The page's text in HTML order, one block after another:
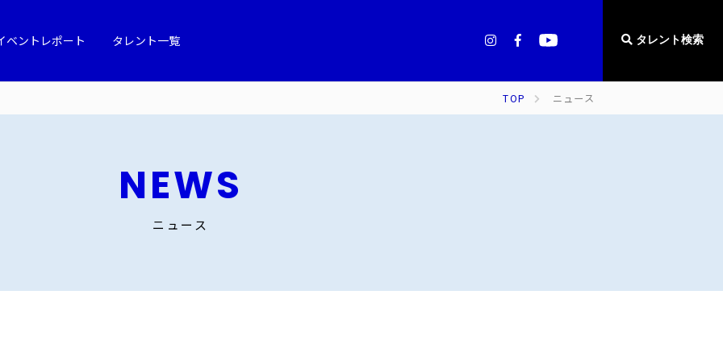
ベントレポート タレント一覧 タレント検索
TOP ニュース
NEWS
ニュース